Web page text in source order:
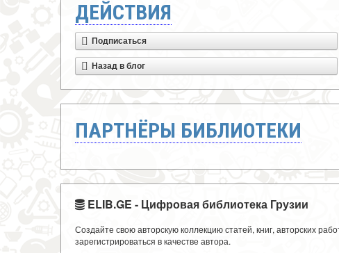
ДЕЙСТВИЯ
Подписаться
Назад в блог
ПАРТНЁРЫ БИБЛИОТЕКИ
ELIB.GE - Цифровая библиотека Грузии
Создайте свою авторскую коллекцию статей, книг, авторских
зарегистрироваться в качестве автора.